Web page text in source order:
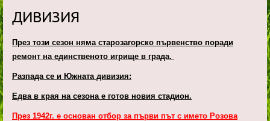
ДИВИЗИЯ
През този сезон няма старозагорско първенство поради
ремонт на единственото игрище в града.
Разпада се и Южната дивизия:
Едва в края на сезона е готов новия стадион.
През 1942г. е основан отбор за първи път с името Розова